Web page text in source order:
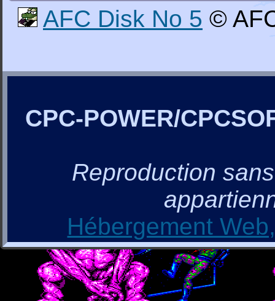
AFC Disk No 5 ©
CPC-POWER/
Reproduction
Hébergement